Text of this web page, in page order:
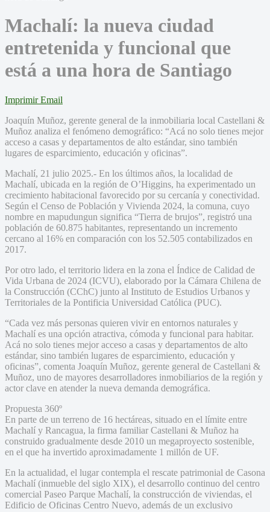
Machalí: la nueva ciudad
entretenida y funcional que
está a una hora de Santiago
Imprimir Email
Joaquín Muñoz, gerente general de la inmobiliaria local Castellani &
Muñoz analiza el fenómeno demográfico: “Acá no solo tienes mejor
acceso a casas y departamentos de alto estándar, sino también
lugares de esparcimiento, educación y oficinas”.
Machalí, 21 julio 2025.- En los últimos años, la localidad de
Machalí, ubicada en la región de O’Higgins, ha experimentado un
crecimiento habitacional favorecido por su cercanía y conectividad.
Según el Censo de Población y Vivienda 2024, la comuna, cuyo
nombre en mapudungun significa “Tierra de brujos”, registró una
población de 60.875 habitantes, representando un incremento
cercano al 16% en comparación con los 52.505 contabilizados en
2017.
Por otro lado, el territorio lidera en la zona el Índice de Calidad de
Vida Urbana de 2024 (ICVU), elaborado por la Cámara Chilena de
la Construcción (CChC) junto al Instituto de Estudios Urbanos y
Territoriales de la Pontificia Universidad Católica (PUC).
“Cada vez más personas quieren vivir en entornos naturales y
Machalí es una opción atractiva, cómoda y funcional para habitar.
Acá no solo tienes mejor acceso a casas y departamentos de alto
estándar, sino también lugares de esparcimiento, educación y
oficinas”, comenta Joaquín Muñoz, gerente general de Castellani &
Muñoz, uno de mayores desarrolladores inmobiliarios de la región y
actor clave en atender la nueva demanda demográfica.
Propuesta 360º
En parte de un terreno de 16 hectáreas, situado en el límite entre
Machalí y Rancagua, la firma familiar Castellani & Muñoz ha
construido gradualmente desde 2010 un megaproyecto sostenible,
en el que ha invertido aproximadamente 1 millón de UF.
En la actualidad, el lugar contempla el rescate patrimonial de Casona
Machalí (inmueble del siglo XIX), el desarrollo continuo del centro
comercial Paseo Parque Machalí, la construcción de viviendas, el
Edificio de Oficinas Centro Nuevo, además de un exclusivo